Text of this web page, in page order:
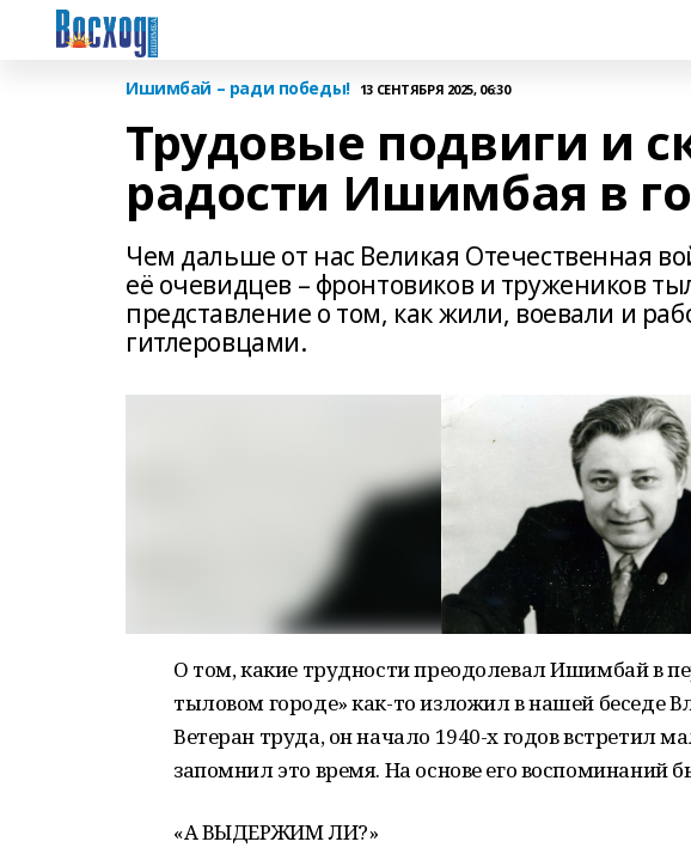
Ишимбай – ради победы! 13 СЕНТЯБРЯ 2025, 06:30
Трудовые подвиги и
радости Ишимбая в
Чем дальше от нас Великая Отечественная
её очевидцев – фронтовиков и тружеников
представление о том, как жили, воевали и
гитлеровцами.
О том, какие трудности преодолевал Ишимбай в
тыловом городе» как-то изложил в нашей беседе
Ветеран труда, он начало 1940-х годов встретил
запомнил это время. На основе его воспоминаний
«А ВЫДЕРЖИМ ЛИ?»